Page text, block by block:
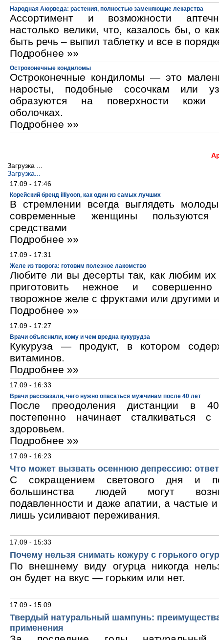
Народная Аюрведа: растения, полностью заменяющие лекарства
Ассортимент и возможности
настолько велики, что, казалось бы, о
быть речь – выпил таблетку и все в
Подробнее »»
Остроконечные кондиломы
Остроконечные кондиломы — это
наросты, подобные сосочкам или
образуются на поверхности кожи
оболочках.
Подробнее »»
Загрузка ...
Загрузка...
17.09 - 17:46
Корейский бренд illiyoon, как один из самых лучших
В стремлении всегда выглядеть
современные женщины пользуются
средствами
Подробнее »»
17.09 - 17:31
Желе из творога: готовим полезное лакомство
Любите ли вы десерты так, как любим
приготовить нежное и
творожное желе с фруктами или другими
Подробнее »»
17.09 - 17:27
Врачи объяснили, кому и чем вредна кукурудза
Кукуруза — продукт, в котором
витаминов.
Подробнее »»
17.09 - 16:33
Врачи рассказали, чего нужно опасаться мужчинам после 40 лет
После преодоления дистанции в
постепенно начинает сталкиваться
здоровьем.
Подробнее »»
17.09 - 16:23
Что может вызвать осеннюю депрессию:
С сокращением светового дня и
большинства людей могут
подавленности и даже апатии, а частые
лишь усиливают переживания.
17.09 - 15:33
Почему нельзя снимать кожуру с горького
По внешнему виду огурца никогда
он будет на вкус — горьким или нет.
17.09 - 15:09
Твердый натуральный шампунь:
применения